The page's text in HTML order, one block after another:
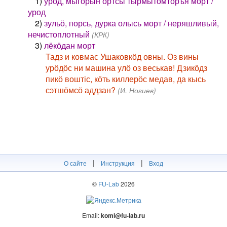
урод
2) зульӧ, порсь, дурка олысь морт / неряшливый,
нечистоплотный (КРК)
3) лёкӧдан морт
Тадз и ковмас Ушаковкӧд овны. Оз вины
урӧдӧс ни машина улӧ оз веськав! Дзикӧдз
пикӧ воштіс, кӧть киллерӧс медав, да кысь
сэтшӧмсӧ аддзан? (И. Ногиев)
О сайте | Инструкция | Вход
© FU-Lab2026
Email:komi@fu-lab.ru